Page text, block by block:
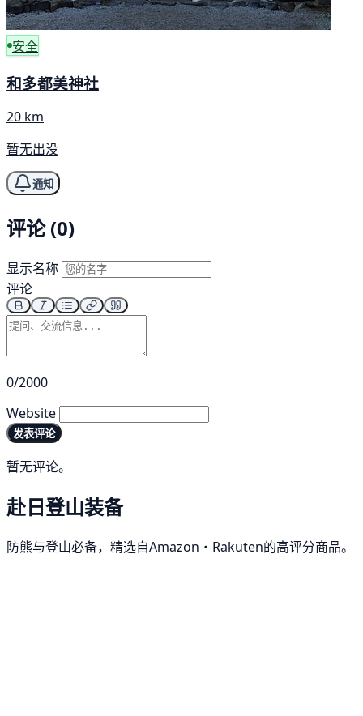
安全
和多都美神社
20 km
暂无出没
通知
评论 (0)
显示名称
评论
0/2000
Website
发表评论
暂无评论。
赴日登山装备
防熊与登山必备，精选自Amazon・Rakuten的高评分商品。